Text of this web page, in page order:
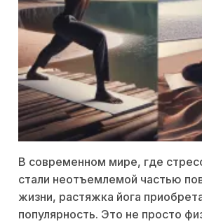
В современном мире, где
стали неотъемлемой частью
жизни, растяжка йога
популярность. Это не просто